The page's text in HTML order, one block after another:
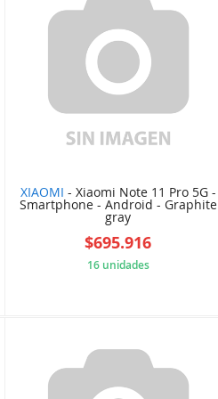
XIAOMI - Xiaomi Note 11 Pro 5G -
Smartphone - Android - Graphite
gray
$695.916
16 unidades